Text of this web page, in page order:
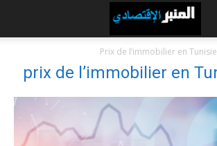
Prix de l’immobilier en Tunisie